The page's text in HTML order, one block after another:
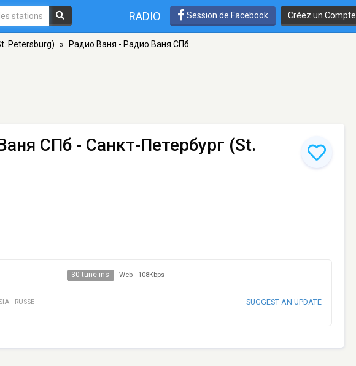
RADIO Session de Facebook Créez un Compte
Petersburg) » Радио Ваня - Радио Ваня СПб
СПб - Санкт-Петербург (St.
30 tune ins Web - 108Kbps
· RUSSE SUGGEST AN UPDATE